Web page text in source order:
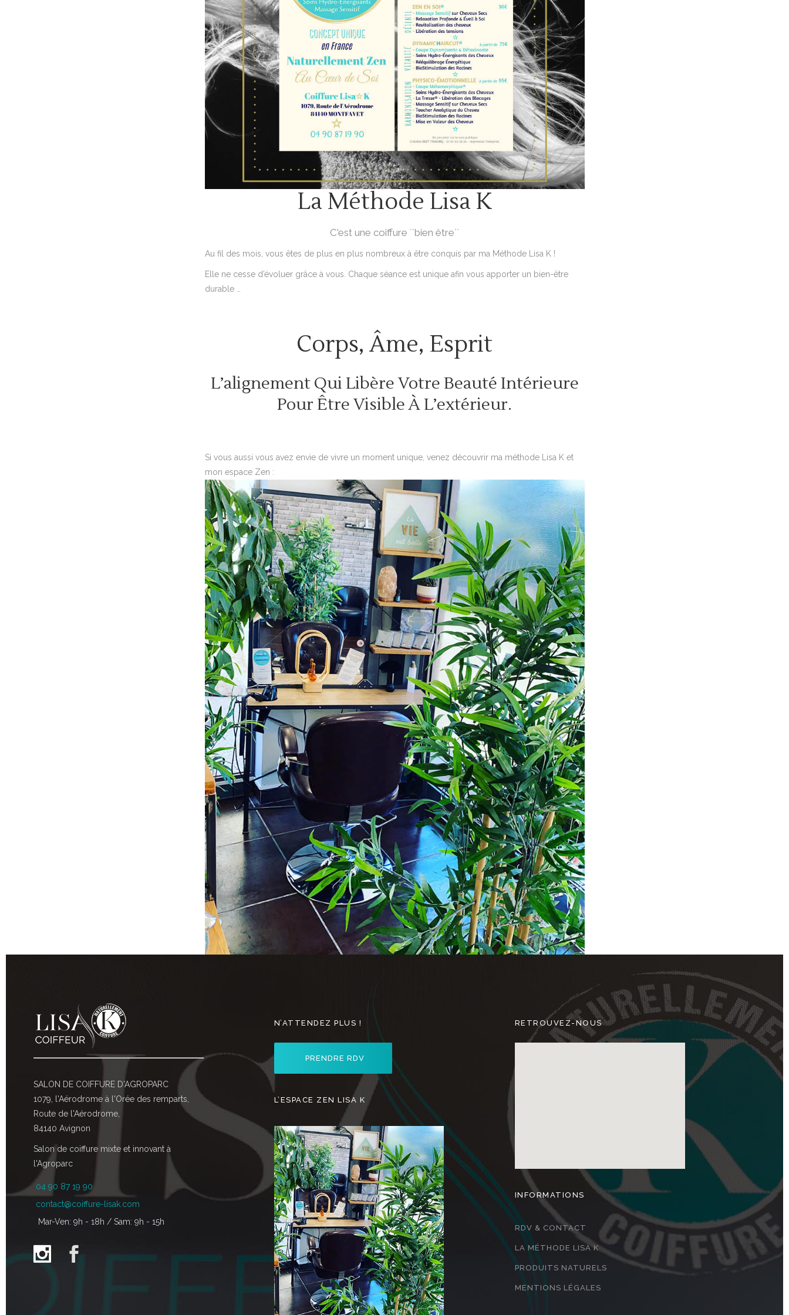
La Méthode Lisa K
C'est une coiffure ``bien être``
Au fil des mois, vous êtes de plus en plus nombreux à être conquis par ma Méthode Lisa K !
Elle ne cesse d’évoluer grâce à vous. Chaque séance est unique afin vous apporter un bien-être
durable …
Corps, Âme, Esprit
L’alignement Qui Libère Votre Beauté Intérieure
Pour Être Visible À L’extérieur.
Si vous aussi vous avez envie de vivre un moment unique, venez découvrir ma méthode Lisa K et
mon espace Zen :
SALON DE COIFFURE D'AGROPARC
1079, l'Aérodrome à l'Orée des remparts,
Route de l'Aérodrome,
84140 Avignon
Salon de coiffure mixte et innovant à
l'Agroparc
04 90 87 19 90
contact@coiffure-lisak.com
Mar-Ven: 9h - 18h / Sam: 9h - 15h
N’ATTENDEZ PLUS !
PRENDRE RDV
L’ESPACE ZEN LISA K
RETROUVEZ-NOUS
INFORMATIONS
RDV & CONTACT
LA MÉTHODE LISA K
PRODUITS NATURELS
MENTIONS LÉGALES